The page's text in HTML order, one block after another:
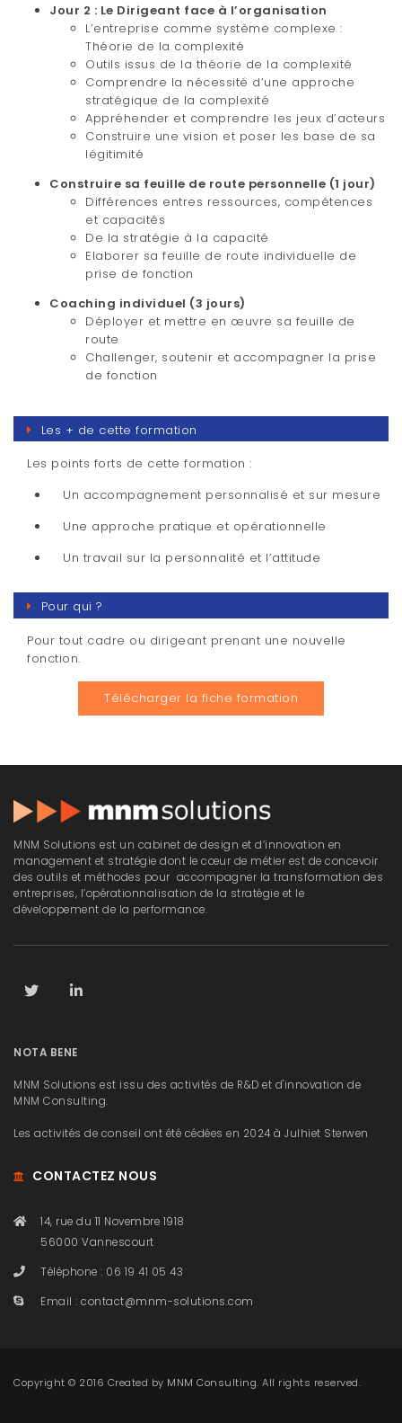
Jour 2 : Le Dirigeant face à l’organisation
L’entreprise comme système complexe :
Théorie de la complexité
Outils issus de la théorie de la complexité
Comprendre la nécessité d’une approche
stratégique de la complexité
Appréhender et comprendre les jeux d’acteurs
Construire une vision et poser les base de sa
légitimité
Construire sa feuille de route personnelle (1 jour)
Différences entres ressources, compétences
et capacités
De la stratégie à la capacité
Elaborer sa feuille de route individuelle de
prise de fonction
Coaching individuel (3 jours)
Déployer et mettre en œuvre sa feuille de
route
Challenger, soutenir et accompagner la prise
de fonction
Les + de cette formation
Les points forts de cette formation :
Un accompagnement personnalisé et sur mesure
Une approche pratique et opérationnelle
Un travail sur la personnalité et l’attitude
Pour qui ?
Pour tout cadre ou dirigeant prenant une nouvelle
fonction.
Télécharger la fiche formation
MNM Solutions est un cabinet de design et d’innovation en
management et stratégie dont le cœur de métier est de concevoir
des outils et méthodes pour accompagner la transformation des
entreprises, l’opérationnalisation de la stratégie et le
développement de la performance.
NOTA BENE
MNM Solutions est issu des activités de R&D et d'innovation de
MNM Consulting.
Les activités de conseil ont été cédées en 2024 à Julhiet Sterwen
CONTACTEZ NOUS
14, rue du 11 Novembre 1918
56000 Vannescourt
Téléphone : 06 19 41 05 43
Email : contact@mnm-solutions.com
Copyright © 2016 Created by MNM Consulting. All rights reserved.